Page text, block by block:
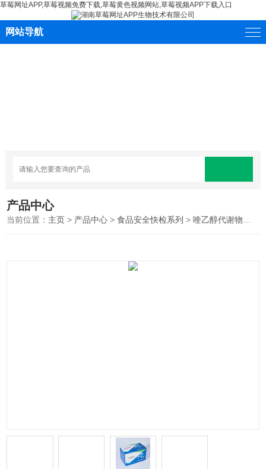
草莓网址APP,草莓视频免费下载,草莓黄色视频网站,草莓视频APP下载入口
网站导航
产品中心
当前位置： 主页 > 产品中心 >食品安全快检系列 >喹乙醇代谢物快速检测卡